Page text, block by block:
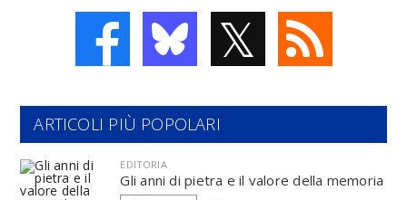
𝕏
ARTICOLI PIÙ POPOLARI
EDITORIA
Gli anni di pietra e il valore della memoria